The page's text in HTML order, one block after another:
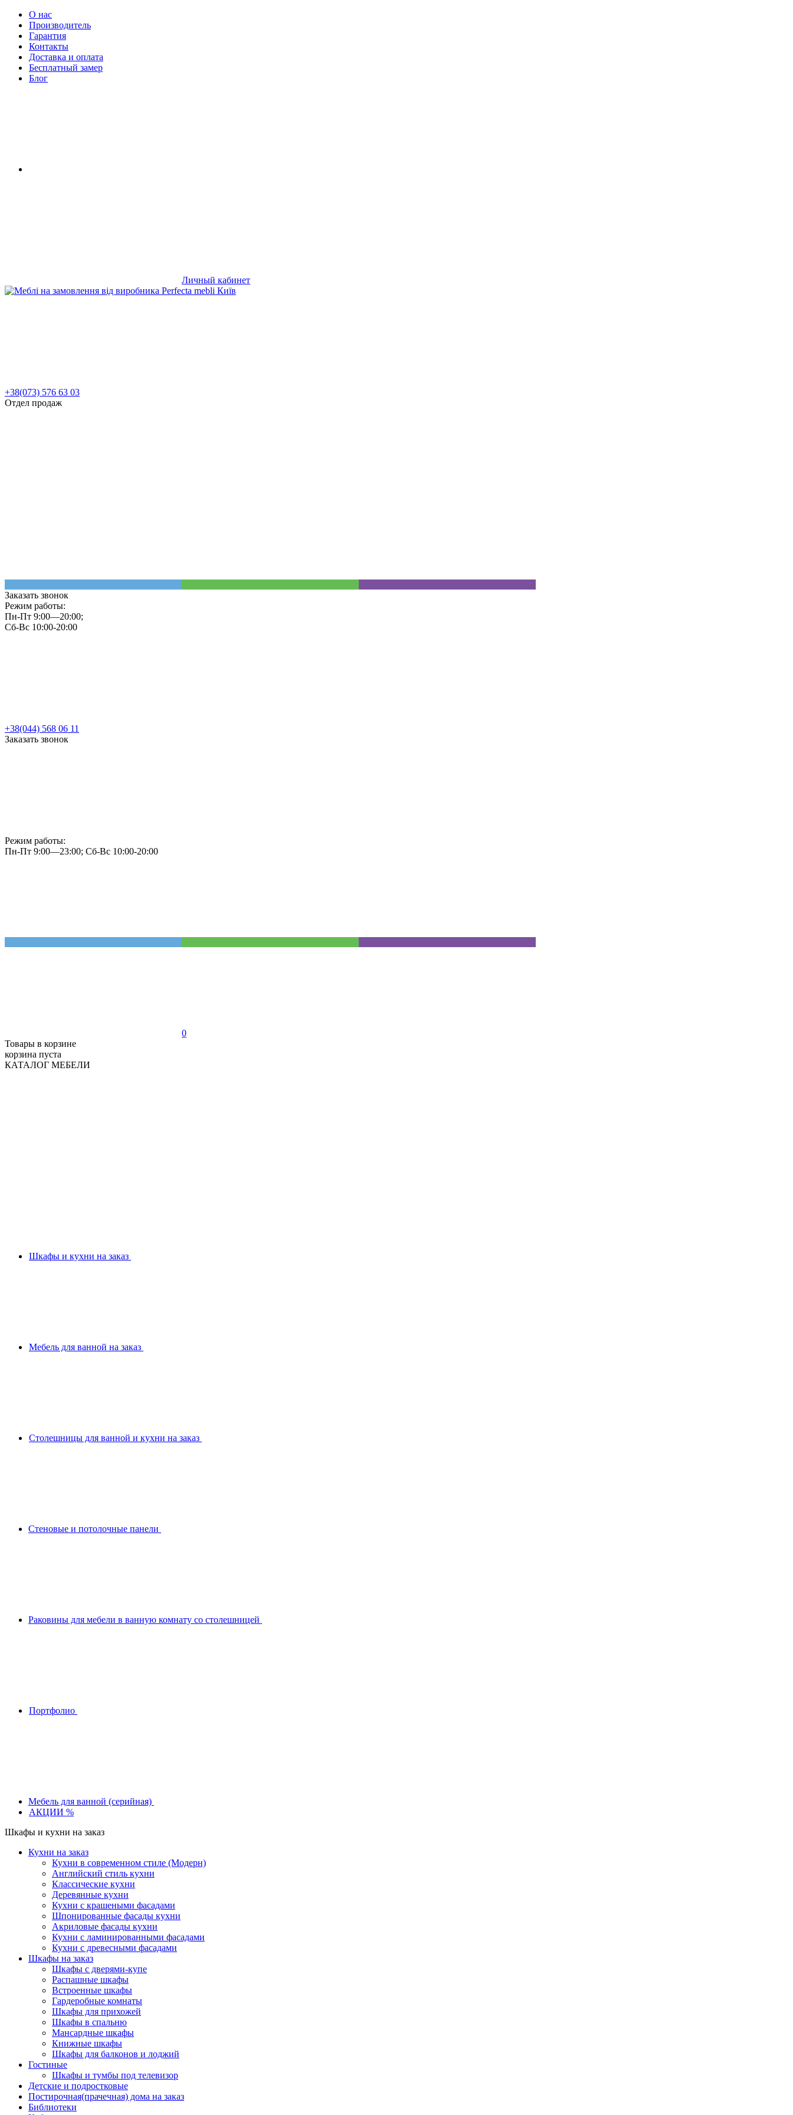
О нас
Производитель
Гарантия
Контакты
Доставка и оплата
Бесплатный замер
Блог
Личный кабинет
+38(073) 576 63 03
Отдел продаж
Заказать звонок
Режим работы:
Пн-Пт 9:00—20:00;
Сб-Вс 10:00-20:00
+38(044) 568 06 11
Заказать звонок
Режим работы:
Пн-Пт 9:00—23:00; Сб-Вс 10:00-20:00
0
Товары в корзине
корзина пуста
КАТАЛОГ МЕБЕЛИ
Шкафы и кухни на заказ
Мебель для ванной на заказ
Столешницы для ванной и кухни на заказ
Стеновые и потолочные панели
Раковины для мебели в ванную комнату со столешницей
Портфолио
Мебель для ванной (серийная)
АКЦИИ %
Шкафы и кухни на заказ
Кухни на заказ
Кухни в современном стиле (Модерн)
Английский стиль кухни
Классические кухни
Деревянные кухни
Кухни с крашеными фасадами
Шпонированные фасады кухни
Акриловые фасады кухни
Кухни с ламинированными фасадами
Кухни с древесными фасадами
Шкафы на заказ
Шкафы с дверями-купе
Распашные шкафы
Встроенные шкафы
Гардеробные комнаты
Шкафы для прихожей
Шкафы в спальню
Мансардные шкафы
Книжные шкафы
Шкафы для балконов и лоджий
Гостиные
Шкафы и тумбы под телевизор
Детские и подростковые
Постирочная(прачечная) дома на заказ
Библиотеки